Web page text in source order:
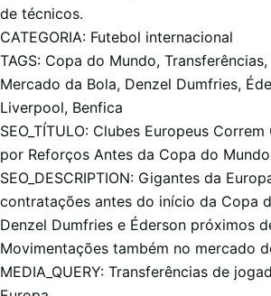
de técnicos.
CATEGORIA: Futebol internacional
TAGS: Copa do Mundo,
Mercado da Bola, Denzel Dumfries,
Liverpool, Benfica
SEO_TÍTULO: Clubes Europeus
por Reforços Antes da Copa do Mundo
SEO_DESCRIPTION: Gigantes da
contratações antes do início da Copa
Denzel Dumfries e Éderson próximos
Movimentações também no mercado
MEDIA_QUERY: Transferências de